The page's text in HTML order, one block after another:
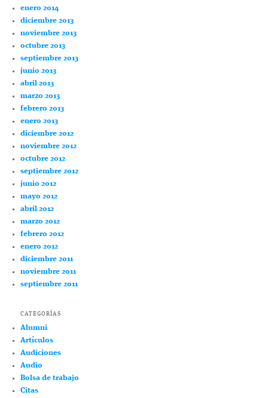
enero 2014
diciembre 2013
noviembre 2013
octubre 2013
septiembre 2013
junio 2013
abril 2013
marzo 2013
febrero 2013
enero 2013
diciembre 2012
noviembre 2012
octubre 2012
septiembre 2012
junio 2012
mayo 2012
abril 2012
marzo 2012
febrero 2012
enero 2012
diciembre 2011
noviembre 2011
septiembre 2011
CATEGORÍAS
Alumni
Artículos
Audiciones
Audio
Bolsa de trabajo
Citas